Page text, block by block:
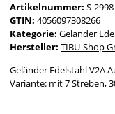
Artikelnummer: S-
GTIN: 4056097308266
Kategorie: Geländer
Hersteller: TIBU-Shop
Geländer Edelstahl V2A
Variante: mit 7 Streben,